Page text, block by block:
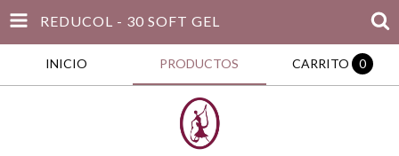
REDUCOL - 30 SOFT GEL
INICIO PRODUCTOS CARRITO 0